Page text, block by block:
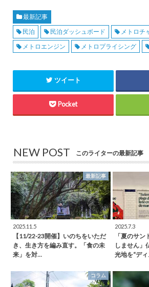
最新記事
民泊
民泊ダッシュボード
メトロチ
メトロエンジン
メトロプライシング
ツイート
Pocket
NEW POST このライターの最新記事
最新記事
2025.11.5
【11/22-23開催】いのちをいただ
き、生き方を編み直す。「食の未
来」を対…
2025.7.3
「夏のサ
しません」
光地を“デ
コラム